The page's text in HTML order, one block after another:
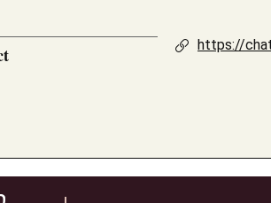
https://